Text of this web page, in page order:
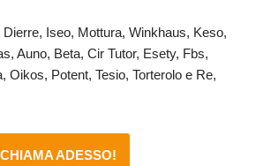
Iseo, Mottura, Winkhaus, Keso,
Auno, Beta, Cir Tutor, Esety, Fbs,
Oikos, Potent, Tesio, Torterolo e Re,
CHIAMA ADESSO!